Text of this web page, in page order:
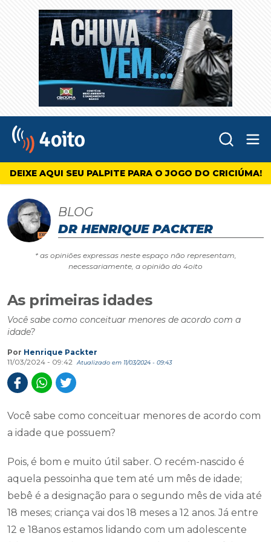
4oito
DEIXE AQUI SEU PALPITE PARA O JOGO DO CRICIÚMA!
BLOG
DR HENRIQUE PACKTER
* as opiniões expressas neste espaço não representam,
necessariamente, a opinião do 4oito
As primeiras idades
Você sabe como conceituar menores de acordo com a
idade?
Por Henrique Packter
11/03/2024 - 09:42
Atualizado em 11/03/2024 - 09:43
Você sabe como conceituar menores de acordo com
a idade que possuem?
Pois, é bom e muito útil saber. O recém-nascido é
aquela pessoinha que tem até um mês de idade;
bebê é a designação para o segundo mês de vida até
18 meses; criança vai dos 18 meses a 12 anos. Já entre
12 e 18anos estamos lidando com um adolescente